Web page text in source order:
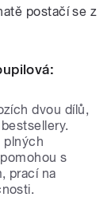
postačí se z
dvou dílů,
plných
s
prací na